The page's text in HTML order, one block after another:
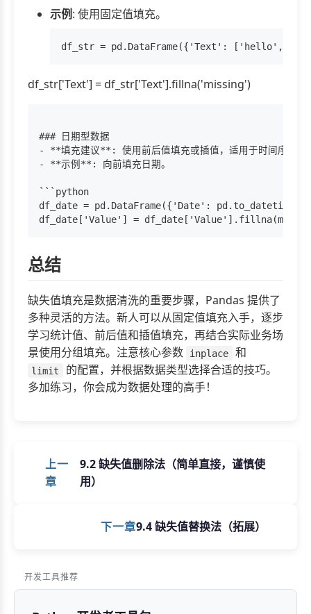
示例: 使用固定值填充。
df_str['Text'] = df_str['Text'].fillna('missing')
### 日期型数据
- **填充建议**: 使用前后值填充或插值，适用于时间序列。
- **示例**: 向前填充日期。
```python
df_date = pd.DataFrame({'Date':
总结
缺失值填充是数据清洗的重要步骤，Pandas 提供了
多种灵活的方法。新人可以从固定值填充入手，逐步
学习统计值、前后值和插值填充，再结合实际业务场
景使用分组填充。注意核心参数
inplace 和
limit
的配置，并根据数据类型选择合适的技巧。
多加练习，你会成为数据处理的高手！
上一
章
9.2 缺失值删除法（简单直接，谨慎使
用）
下一章9.4 缺失值替换法（拓展）
开发工具推荐